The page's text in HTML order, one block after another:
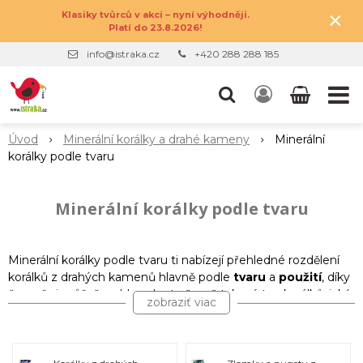
Klasiky tvůrců v akci – nyní výhodněji.
Platí do 23.8.2026!
×
info@istraka.cz +420 288 288 185
Úvod Minerální korálky a drahé kameny
Minerální
korálky podle tvaru
Minerální korálky podle tvaru
Minerální korálky podle tvaru ti nabízejí přehledné rozdělení
korálků z drahých kamenů hlavně podle tvaru a použití, díky
čemuž si můžeš rychle vybrat přesně takový typ korálků, jaký
potřebuješ pro svůj projekt. Najdeš tu nejoblíbenější tvary –
Podkategorie jsou uspořádané tak, aby sis snadno vybral
zobraziť viac